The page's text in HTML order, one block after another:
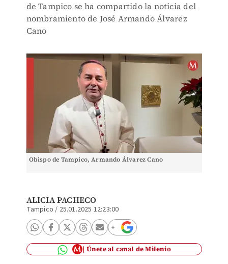
de Tampico se ha compartido la noticia del
nombramiento de José Armando Álvarez
Cano
Obispo de Tampico, Armando Álvarez Cano
ALICIA PACHECO
Tampico / 25.01.2025 12:23:00
Únete al canal de Milenio